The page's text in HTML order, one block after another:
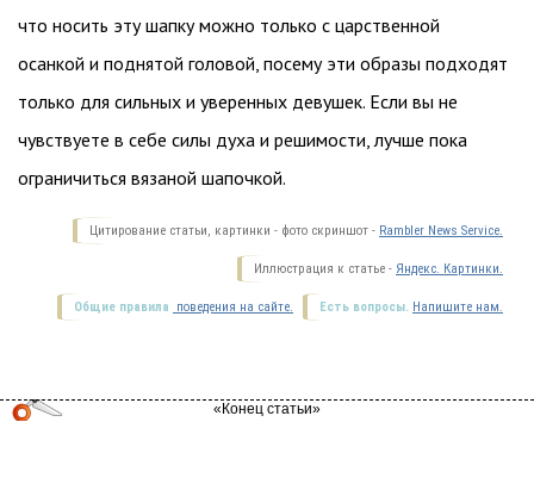
что носить эту шапку можно только с царственной
осанкой и поднятой головой, посему эти образы подходят
только для сильных и уверенных девушек. Если вы не
чувствуете в себе силы духа и решимости, лучше пока
ограничиться вязаной шапочкой.
Цитирование статьи, картинки - фото скриншот - Rambler News Service.
Иллюстрация к статье - Яндекс. Картинки.
Есть вопросы. Напишите нам.
Общие правила поведения на сайте.